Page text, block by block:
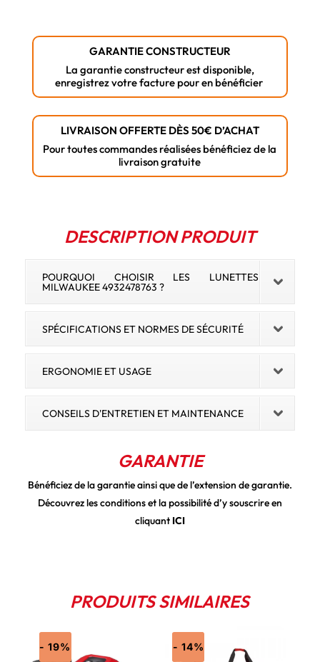
GARANTIE CONSTRUCTEUR
La garantie constructeur est disponible,
enregistrez votre facture pour en bénéficier
LIVRAISON OFFERTE DÈS 50€ D’ACHAT
Pour toutes commandes réalisées bénéficiez de la
livraison gratuite
DESCRIPTION PRODUIT
POURQUOI CHOISIR LES LUNETTES
MILWAUKEE 4932478763 ?
SPÉCIFICATIONS ET NORMES DE SÉCURITÉ
ERGONOMIE ET USAGE
CONSEILS D'ENTRETIEN ET MAINTENANCE
GARANTIE
Bénéficiez de la garantie ainsi que de l’extension de garantie.
Découvrez les conditions et la possibilité d’y souscrire en
cliquant ICI
PRODUITS SIMILAIRES
- 19% - 14%